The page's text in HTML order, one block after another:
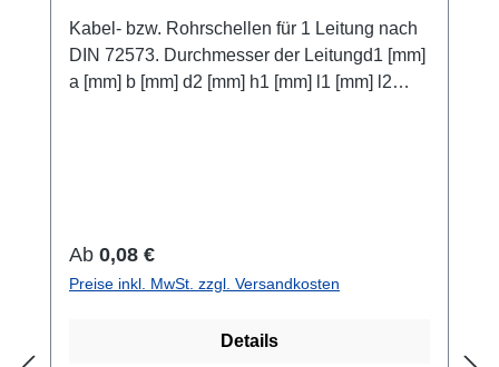
Kabel- bzw. Rohrschellen für 1 Leitung nach
DIN 72573. Durchmesser der Leitungd1 [mm]
a [mm] b [mm] d2 [mm] h1 [mm] l1 [mm] l2
Regulärer Preis:
Ab 0,08 €
Preise inkl. MwSt. zzgl. Versandkosten
Details